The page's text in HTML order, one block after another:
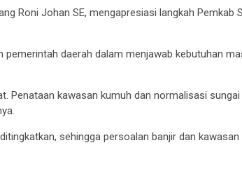
Roni Johan SE, mengapresiasi langkah Pemkab
daerah dalam menjawab kebutuhan
Penataan kawasan kumuh dan normalisasi
sehingga persoalan banjir dan